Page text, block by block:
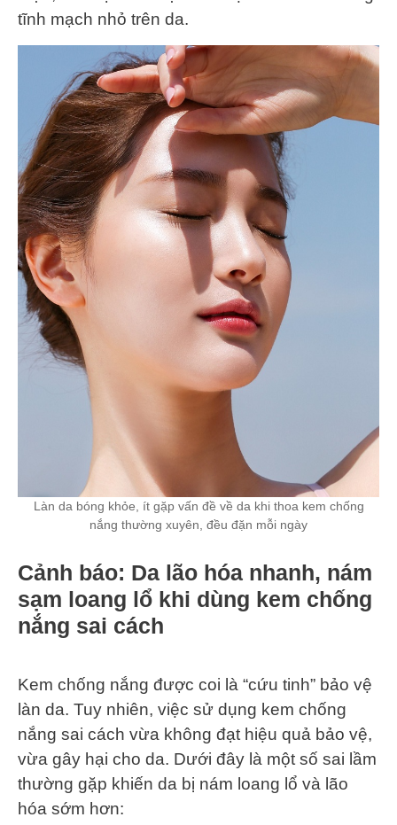
tĩnh mạch nhỏ trên da.
Làn da bóng khỏe, ít gặp vấn đề về da khi thoa kem chống
nắng thường xuyên, đều đặn mỗi ngày
Cảnh báo: Da lão hóa nhanh, nám
sạm loang lổ khi dùng kem chống
nắng sai cách
Kem chống nắng được coi là “cứu tinh” bảo vệ
làn da. Tuy nhiên, việc sử dụng kem chống
nắng sai cách vừa không đạt hiệu quả bảo vệ,
vừa gây hại cho da. Dưới đây là một số sai lầm
thường gặp khiến da bị nám loang lổ và lão
hóa sớm hơn: